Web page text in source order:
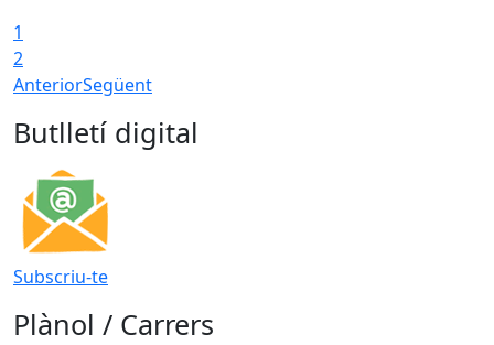
1
2
AnteriorSegüent
Butlletí digital
Subscriu-te
Plànol / Carrers